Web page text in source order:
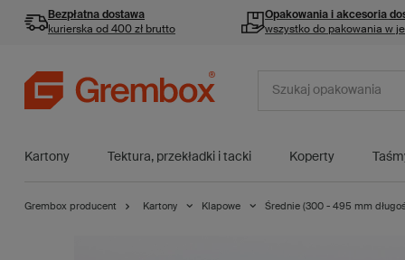
Bezpłatna dostawa
kurierska od 400 zł brutto
Opakowania i akcesoria
wszystko do pakowania w
Kartony Tektura, przekładki i tacki Koperty
Grembox producent Kartony Klapowe Średnie (300 - 495 mm